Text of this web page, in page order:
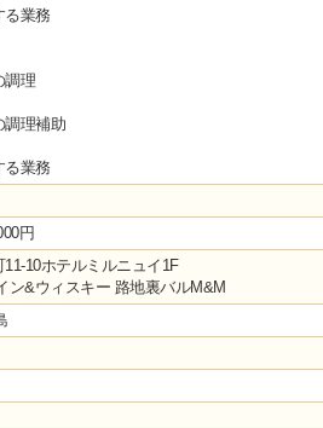
る業務
調理
調理補助
る業務
円
10ホテルミルニュイ1F
ン&ウィスキー 路地裏バルM&M